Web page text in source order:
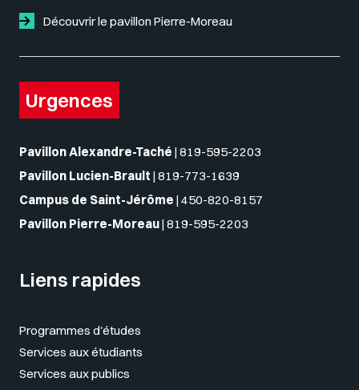
Découvrir le pavillon Pierre-Moreau
Urgences
Pavillon Alexandre-Taché | 819-595-2203
Pavillon Lucien-Brault | 819-773-1639
Campus de Saint-Jérôme | 450-820-8157
Pavillon Pierre-Moreau| 819-595-2203
Liens rapides
Programmes d'études
Services aux étudiants
Services aux publics